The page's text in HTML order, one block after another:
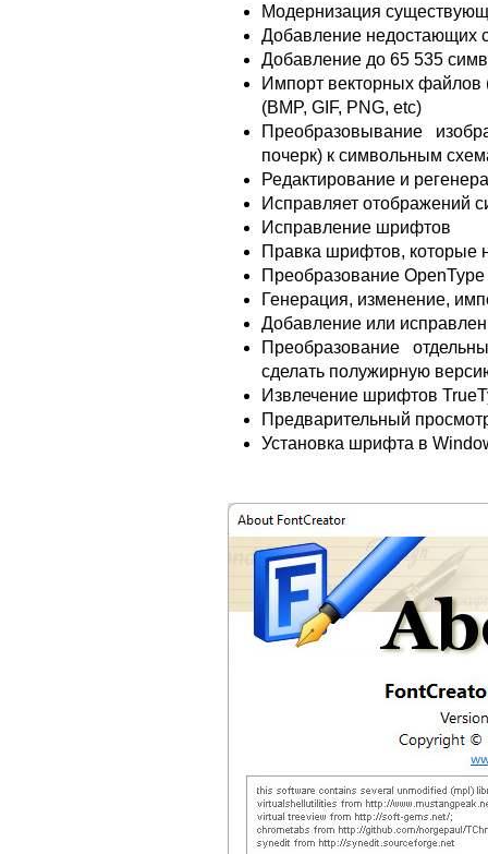
Модернизация
Добавление недостающих
Добавление до 65 535
Импорт векторных файлов
(BMP, GIF, PNG, etc)
Преобразовывание
почерк) к символьным
Редактирование и
Исправляет отображений
Исправление шрифтов
Правка шрифтов, которые
Преобразование
Генерация, изменение,
Добавление или
Преобразование
сделать полужирную
Извлечение шрифтов
Предварительный
Установка шрифта в